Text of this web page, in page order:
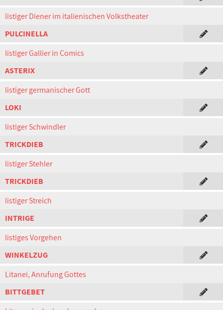
listiger Diener im italienischen Volkstheater
PULCINELLA
listiger Gallier in Comics
ASTERIX
listiger germanischer Gott
LOKI
listiger Schwindler
TRICKDIEB
listiger Stehler
TRICKDIEB
listiger Streich
INTRIGE
listiges Vorgehen
WINKELZUG
Litanei, Anrufung Gottes
BITTGEBET